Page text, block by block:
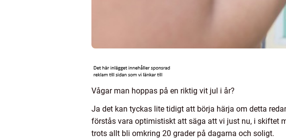
Vågar man hoppas på en riktig vit jul i år?
Ja det kan tyckas lite tidigt att börja härja om detta
förstås vara optimistiskt att säga att vi just nu, i skiftet
trots allt bli omkring 20 grader på dagarna och soligt.